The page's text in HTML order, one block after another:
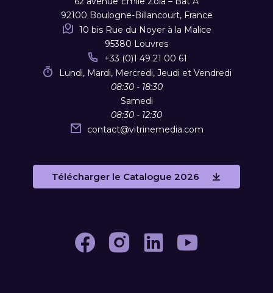
92100 Boulogne-Billancourt, France
10 bis Rue du Noyer à la Malice
95380 Louvres
+33 (0)1 49 21 00 61
Lundi, Mardi, Mercredi, Jeudi et Vendredi
08:30 - 18:30
Samedi
08:30 - 12:30
contact@vitrinemedia.com
Télécharger le Catalogue 2026